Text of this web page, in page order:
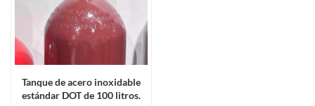
Tanque de acero inoxidable
estándar DOT de 100 litros.